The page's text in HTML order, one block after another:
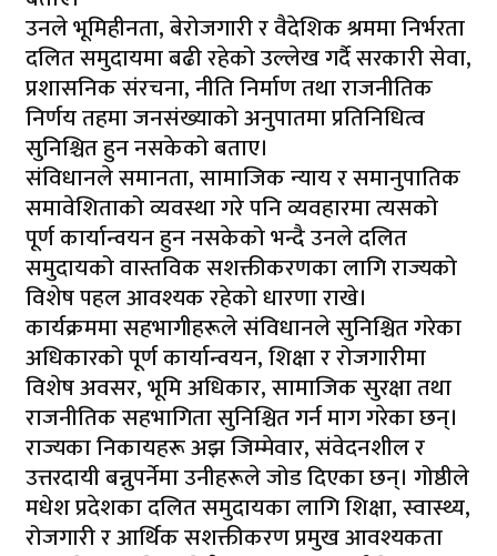
उनले भूमिहीनता, बेरोजगारी र वैदेशिक श्रममा निर्भरता
दलित समुदायमा बढी रहेको उल्लेख गर्दै सरकारी सेवा,
प्रशासनिक संरचना, नीति निर्माण तथा राजनीतिक
निर्णय तहमा जनसंख्याको अनुपातमा प्रतिनिधित्व
सुनिश्चित हुन नसकेको बताए।
संविधानले समानता, सामाजिक न्याय र समानुपातिक
समावेशिताको व्यवस्था गरे पनि व्यवहारमा त्यसको
पूर्ण कार्यान्वयन हुन नसकेको भन्दै उनले दलित
समुदायको वास्तविक सशक्तीकरणका लागि राज्यको
विशेष पहल आवश्यक रहेको धारणा राखे।
कार्यक्रममा सहभागीहरूले संविधानले सुनिश्चित गरेका
अधिकारको पूर्ण कार्यान्वयन, शिक्षा र रोजगारीमा
विशेष अवसर, भूमि अधिकार, सामाजिक सुरक्षा तथा
राजनीतिक सहभागिता सुनिश्चित गर्न माग गरेका छन्।
राज्यका निकायहरू अझ जिम्मेवार, संवेदनशील र
उत्तरदायी बन्नुपर्नेमा उनीहरूले जोड दिएका छन्। गोष्ठीले
मधेश प्रदेशका दलित समुदायका लागि शिक्षा, स्वास्थ्य,
रोजगारी र आर्थिक सशक्तीकरण प्रमुख आवश्यकता